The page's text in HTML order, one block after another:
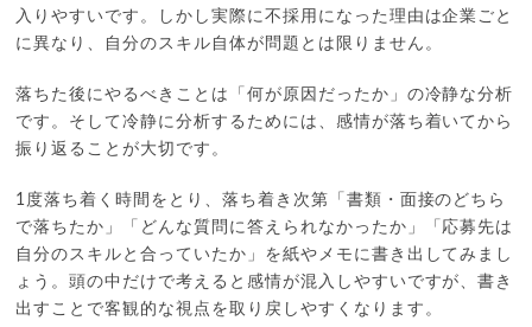
入りやすいです。しかし実際に不採用になった理由は企業ごと
に異なり、自分のスキル自体が問題とは限りません。
落ちた後にやるべきことは「何が原因だったか」の冷静な分析
です。そして冷静に分析するためには、感情が落ち着いてから
振り返ることが大切です。
1度落ち着く時間をとり、落ち着き次第「書類・面接のどちら
で落ちたか」「どんな質問に答えられなかったか」「応募先は
自分のスキルと合っていたか」を紙やメモに書き出してみまし
ょう。頭の中だけで考えると感情が混入しやすいですが、書き
出すことで客観的な視点を取り戻しやすくなります。